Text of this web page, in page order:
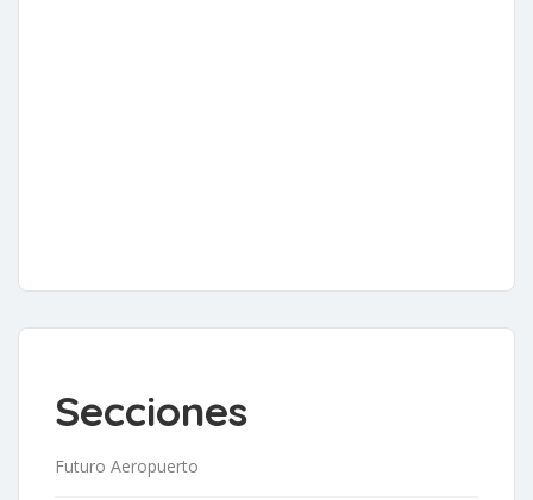
Secciones
Futuro Aeropuerto